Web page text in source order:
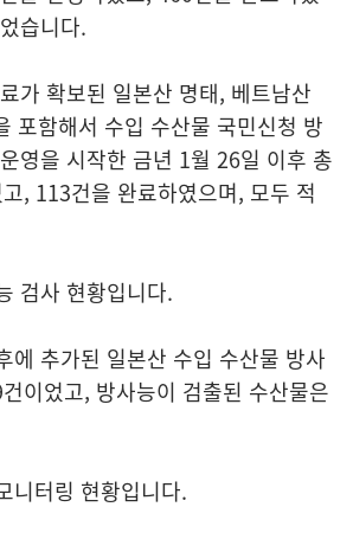
습니다.
가 확보된 일본산 명태, 베트남산
포함해서 수입 수산물 국민신청 방
영을 시작한 금년 1월 26일 이후 총
, 113건을 완료하였으며, 모두 적
검사 현황입니다.
에 추가된 일본산 수입 수산물 방사
이었고, 방사능이 검출된 수산물은
니터링 현황입니다.